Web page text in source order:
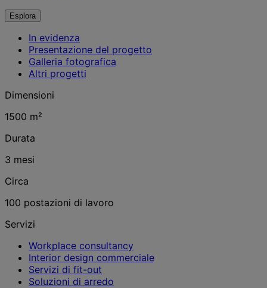
Esplora
In evidenza
Presentazione del progetto
Galleria fotografica
Altri progetti
Dimensioni
1500 m²
Durata
3 mesi
Circa
100 postazioni di lavoro
Servizi
Workplace consultancy
Interior design commerciale
Servizi di fit-out
Soluzioni di arredo